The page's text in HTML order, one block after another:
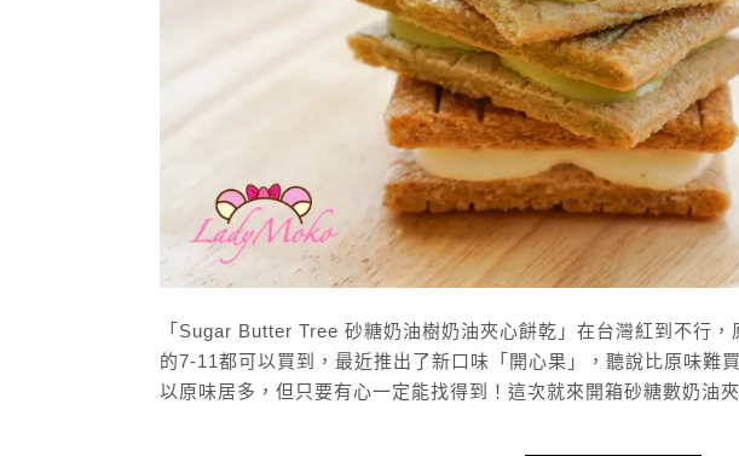
「Sugar Butter Tree 砂糖奶油樹奶油夾心餅乾」在台灣紅到不行
的7-11都可以買到，最近推出了新口味「開心果」，聽說比原味難
以原味居多，但只要有心一定能找得到！這次就來開箱砂糖數奶油